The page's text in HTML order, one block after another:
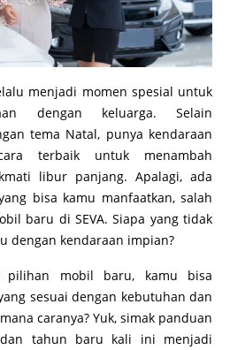
menjadi momen spesial untuk
dengan keluarga. Selain
tema Natal, punya kendaraan
terbaik untuk menambah
libur panjang. Apalagi, ada
bisa kamu manfaatkan, salah
baru di SEVA. Siapa yang tidak
dengan kendaraan impian?
pilihan mobil baru, kamu bisa
sesuai dengan kebutuhan dan
caranya? Yuk, simak panduan
tahun baru kali ini menjadi